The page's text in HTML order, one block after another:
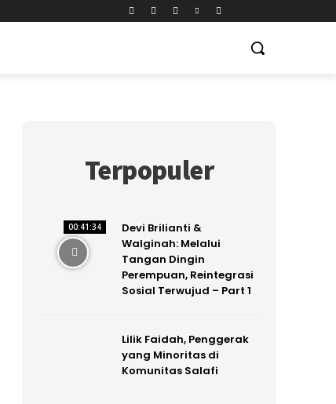
Terpopuler
00:41:34
Devi Brilianti &
Walginah: Melalui
Tangan Dingin
Perempuan, Reintegrasi
Sosial Terwujud – Part 1
Lilik Faidah, Penggerak
yang Minoritas di
Komunitas Salafi